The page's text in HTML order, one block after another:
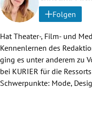
Folgen
Hat Theater-, Film- und
Kennenlernen des
ging es unter anderem zu
bei KURIER für die
Schwerpunkte: Mode,